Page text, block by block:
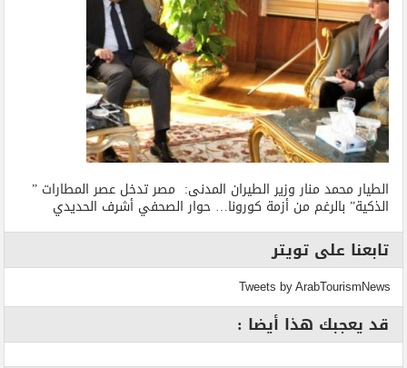
الطيار محمد منار وزير الطيران المدنى: مصر تدخل عصر المطارات ”
الذكية” بالرغم من أزمة كورونا… حوار الصحفي أشرف الحديدي
تابعنا على تويتر
Tweets by ArabTourismNews
قد يعجبك هذا أيضا :